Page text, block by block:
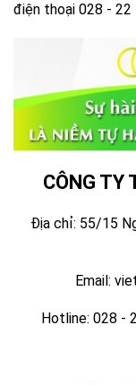
điện thoại 028 -
CÔNG TY
Địa chỉ: 55/15
Email:
Hotline: 028 -